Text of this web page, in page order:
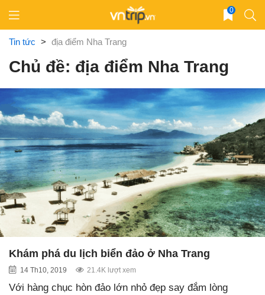
content
0
Tin tức > địa điểm Nha Trang
Chủ đề: địa điểm Nha Trang
Khám phá du lịch biển đảo ở Nha Trang
14 Th10, 2019 21.4K lượt xem
Với hàng chục hòn đảo lớn nhỏ đẹp say đắm lòng